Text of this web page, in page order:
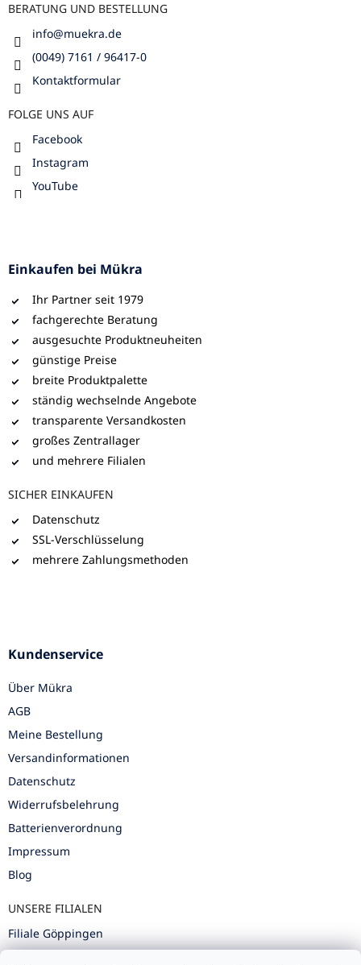
BERATUNG UND BESTELLUNG
info@muekra.de
(0049) 7161 / 96417-0
Kontaktformular
FOLGE UNS AUF
Facebook
Instagram
YouTube
Einkaufen bei Mükra
Ihr Partner seit 1979
fachgerechte Beratung
ausgesuchte Produktneuheiten
günstige Preise
breite Produktpalette
ständig wechselnde Angebote
transparente Versandkosten
großes Zentrallager
und mehrere Filialen
SICHER EINKAUFEN
Datenschutz
SSL-Verschlüsselung
mehrere Zahlungsmethoden
Kundenservice
Über Mükra
AGB
Meine Bestellung
Versandinformationen
Datenschutz
Widerrufsbelehrung
Batterienverordnung
Impressum
Blog
UNSERE FILIALEN
Filiale Göppingen